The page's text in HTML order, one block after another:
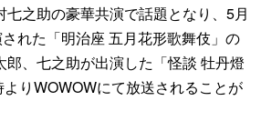
之助の豪華共演で話題となり、5月
れた「明治座 五月花形歌舞伎」の
、七之助が出演した「怪談 牡丹燈
りWOWOWにて放送されることが